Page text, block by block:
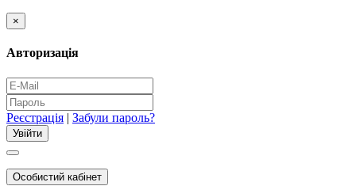
×
Авторизація
Реєстрація | Забули пароль?
Особистий кабінет